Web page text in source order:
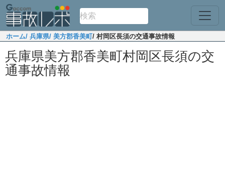
ホーム/ 兵庫県/ 美方郡香美町/ 村岡区長須の交通事故情報
兵庫県美方郡香美町村岡区長須の交
通事故情報